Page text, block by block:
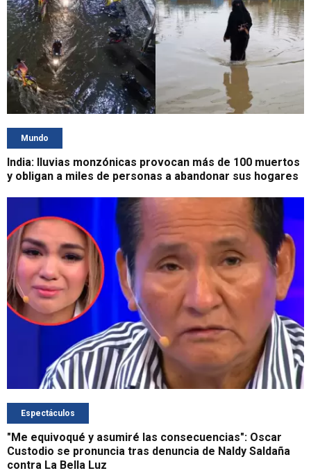
Mundo
India: lluvias monzónicas provocan más de 100 muertos
y obligan a miles de personas a abandonar sus hogares
Espectáculos
"Me equivoqué y asumiré las consecuencias": Oscar
Custodio se pronuncia tras denuncia de Naldy Saldaña
contra La Bella Luz